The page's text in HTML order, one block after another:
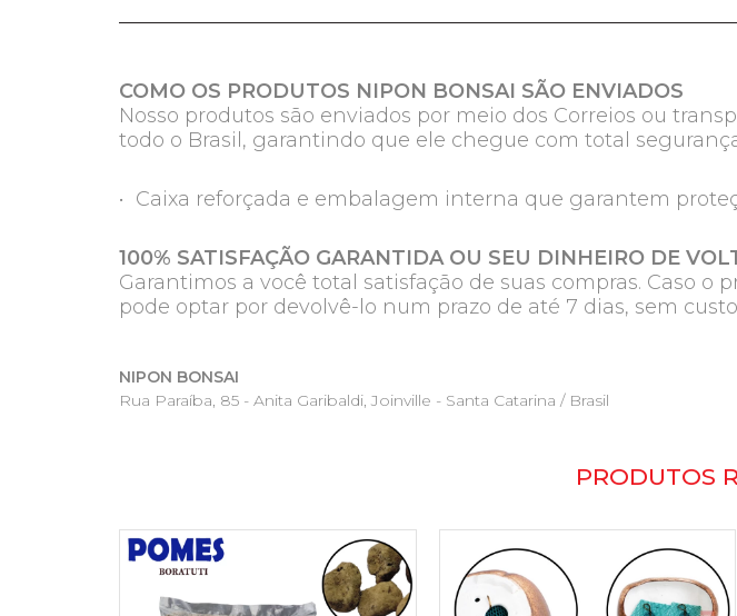
COMO OS PRODUTOS NIPON BONSAI SÃO ENVIADOS
Nosso produtos são enviados por meio dos Correios ou
todo o Brasil, garantindo que ele chegue com total
• Caixa reforçada e embalagem interna que garantem
100% SATISFAÇÃO GARANTIDA OU SEU DINHEIRO DE
Garantimos a você total satisfação de suas compras. Caso
pode optar por devolvê-lo num prazo de até 7 dias, sem
NIPON BONSAI
Rua Paraíba, 85 - Anita Garibaldi, Joinville - Santa Catarina / Brasil
PRODUTOS